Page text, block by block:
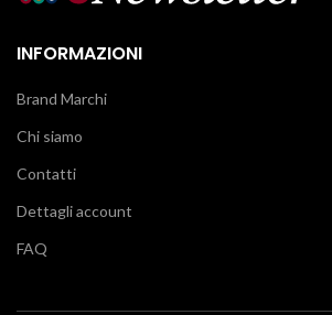
INFORMAZIONI
Brand Marchi
Chi siamo
Contatti
Dettagli account
FAQ